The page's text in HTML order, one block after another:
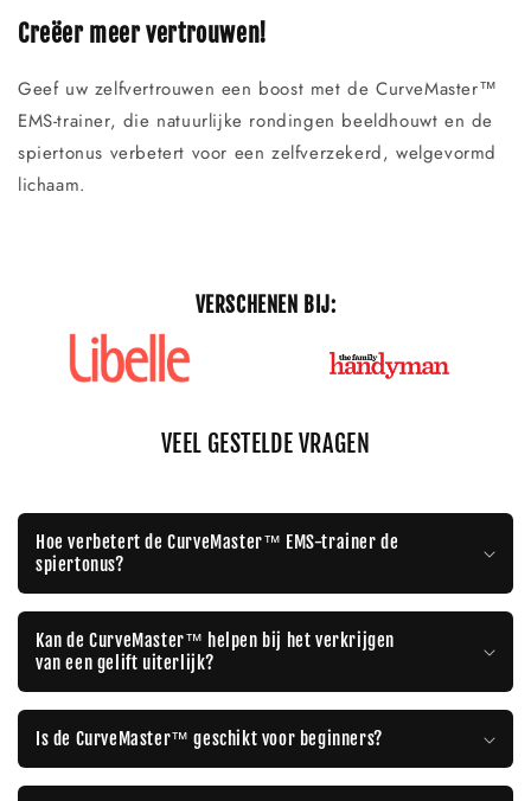
Creëer meer vertrouwen!
Geef uw zelfvertrouwen een boost met de CurveMaster™
EMS-trainer, die natuurlijke rondingen beeldhouwt en de
spiertonus verbetert voor een zelfverzekerd, welgevormd
lichaam.
VERSCHENEN BIJ:
VEEL GESTELDE VRAGEN
Hoe verbetert de CurveMaster™ EMS-trainer de
spiertonus?
Kan de CurveMaster™ helpen bij het verkrijgen
van een gelift uiterlijk?
Is de CurveMaster™ geschikt voor beginners?